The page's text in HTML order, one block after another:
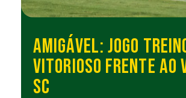
AMIGÁVEL: JOGO
VITORIOSO FRENTE AO
SC